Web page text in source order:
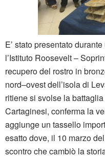
E’ stato presentato
l’Istituto Roosevelt –
recupero del rostro in
nord–ovest dell’isola di
ritiene si svolse la
Cartaginesi, conferma la
aggiunge un tassello
esatto dove, il 10 marzo
scontro che cambiò la